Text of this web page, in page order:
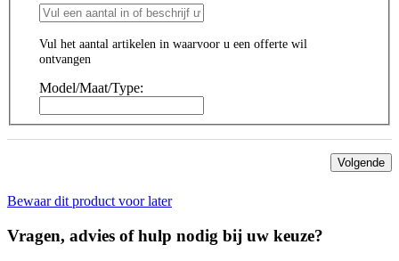
Vul het aantal artikelen in waarvoor u een offerte wil
ontvangen
Model/Maat/Type:
Volgende
Bewaar dit product voor later
Vragen, advies of hulp nodig bij uw keuze?